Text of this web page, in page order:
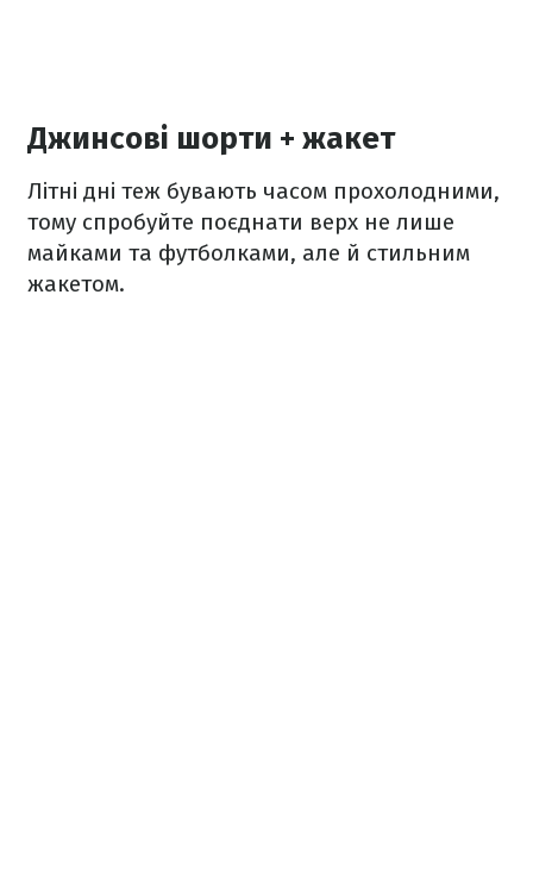
Джинсові шорти + жакет
Літні дні теж бувають часом прохолодними,
тому спробуйте поєднати верх не лише
майками та футболками, але й стильним
жакетом.